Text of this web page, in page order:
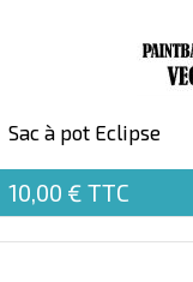
Sac à pot Eclipse
10,00 € TTC